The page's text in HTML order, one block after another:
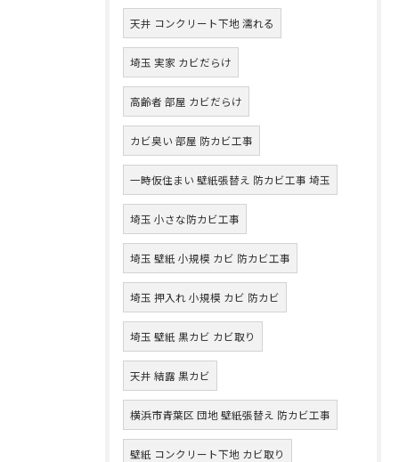
天井 コンクリート下地 濡れる
埼玉 実家 カビだらけ
高齢者 部屋 カビだらけ
カビ臭い 部屋 防カビ工事
一時仮住まい 壁紙張替え 防カビ工事 埼玉
埼玉 小さな防カビ工事
埼玉 壁紙 小規模 カビ 防カビ工事
埼玉 押入れ 小規模 カビ 防カビ
埼玉 壁紙 黒カビ カビ取り
天井 結露 黒カビ
横浜市青葉区 団地 壁紙張替え 防カビ工事
壁紙 コンクリート下地 カビ取り